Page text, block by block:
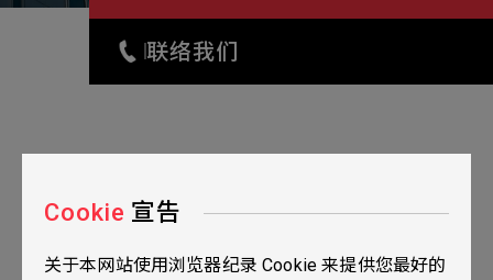
Contact Us
联络我们
Cookie 宣告
关于本网站使用浏览器纪录 Cookie 来提供您最好的